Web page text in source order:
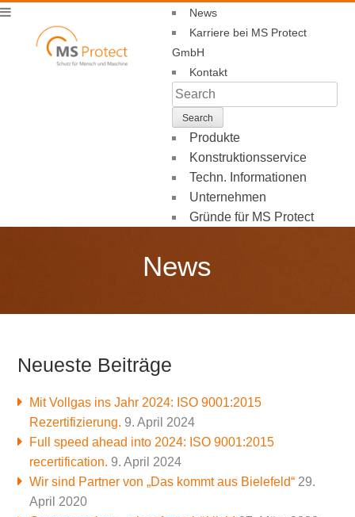
News
Karriere bei MS Protect
GmbH
Kontakt
Produkte
Konstruktionsservice
Techn. Informationen
Unternehmen
Gründe für MS Protect
News
Neueste Beiträge
Mit Vollgas ins Jahr 2024: ISO 9001:2015
Rezertifizierung. 9. April 2024
Full speed ahead into 2024: ISO 9001:2015
recertification. 9. April 2024
Wir sind Partner von „Das kommt aus Bielefeld“ 29.
April 2020